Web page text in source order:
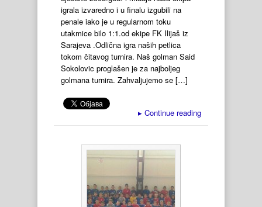
igrala izvaredno i u finalu izgubili na
penale iako je u regularnom toku
utakmice bilo 1:1.od ekipe FK Ilijaš iz
Sarajeva .Odlična igra naših petlica
tokom čitavog turnira. Naš golman Said
Sokolovic proglašen je za najboljeg
golmana turnira. Zahvaljujemo se […]
▸ Continue reading